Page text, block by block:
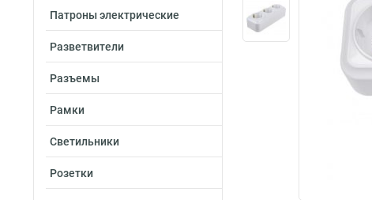
Патроны электрические
Разветвители
Разъемы
Рамки
Светильники
Розетки